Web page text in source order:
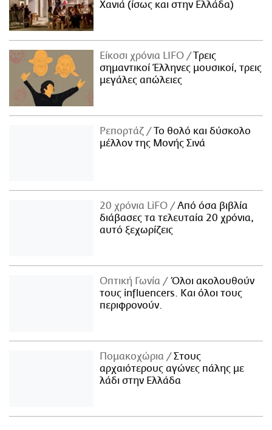
Χανιά (ίσως και στην Ελλάδα)
Είκοσι χρόνια LIFO
Tρεις
σημαντικοί Έλληνες μουσικοί, τρεις
μεγάλες απώλειες
Ρεπορτάζ
Το θολό και δύσκολο
μέλλον της Μονής Σινά
20 χρόνια LiFO
Από όσα βιβλία
διάβασες τα τελευταία 20 χρόνια,
αυτό ξεχωρίζεις
Οπτική Γωνία
Όλοι ακολουθούν
τους influencers. Και όλοι τους
περιφρονούν.
Πομακοχώρια
Στους
αρχαιότερους αγώνες πάλης με
λάδι στην Ελλάδα